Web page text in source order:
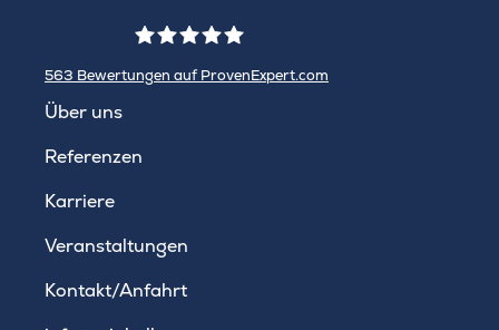
563 Bewertungen auf ProvenExpert.com
Über uns
Referenzen
Karriere
Veranstaltungen
Kontakt/Anfahrt